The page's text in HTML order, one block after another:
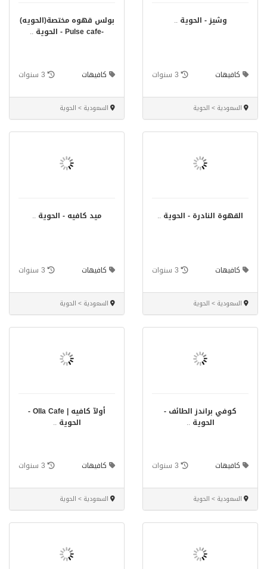
وشيز - الحوية ..
كافيهات 3 سنوات
السعودية > الحوية
بولس قهوه مختصة(الحويه)
-Pulse cafe - الحوية
..
كافيهات 3 سنوات
السعودية > الحوية
القهوة النادرة - الحوية ..
كافيهات 3 سنوات
السعودية > الحوية
ميد كافيه - الحوية ..
كافيهات 3 سنوات
السعودية > الحوية
كوفي براندز الطائف -
الحوية ..
كافيهات 3 سنوات
السعودية > الحوية
أولآ كافيه | Olla Cafe -
الحوية ..
كافيهات 3 سنوات
السعودية > الحوية